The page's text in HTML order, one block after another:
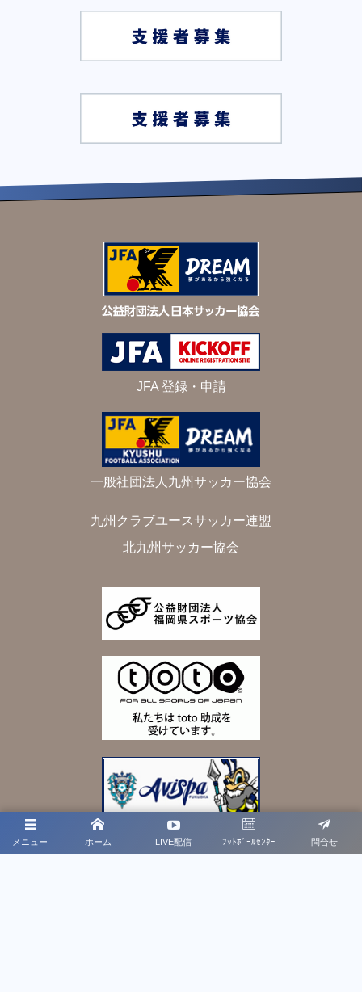
メニュー ホーム LIVE配信 ﾌｯﾄﾎﾞｰﾙｾﾝﾀｰ 問合せ
JFA 登録・申請
一般社団法人九州サッカー協会
九州クラブユースサッカー連盟
北九州サッカー協会